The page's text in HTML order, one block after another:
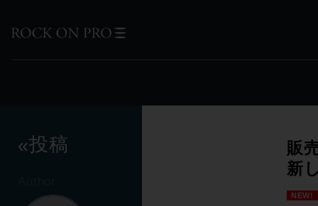
«投稿
販
新
NEW!